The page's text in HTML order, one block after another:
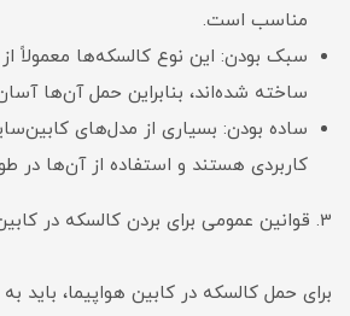
مناسب است.
سبک بودن: این نوع کالسکه‌ها معمولاً
ساخته شده‌اند، بنابراین حمل آن‌ها
ساده بودن: بسیاری از مدل‌های
کاربردی هستند و استفاده از آن‌ها
3. قوانین عمومی برای بردن کالسکه در کابین هواپیما
برای حمل کالسکه در کابین هواپیما، باید